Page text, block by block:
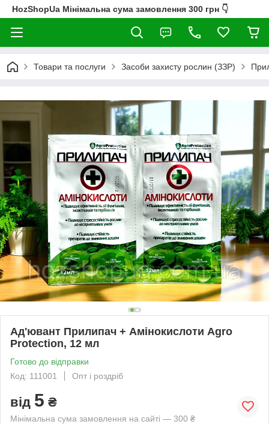
HozShopUa Мінімальна сума замовлення 300 грн 👇
Товари та послуги Засоби захисту рослин (ЗЗР)
Ад'ювант Прилипач + Амінокислоти Agro
Protection, 12 мл
Готово до відправки
Код: 111001
Опт і роздріб
від 5 ₴
Мінімальна сума замовлення на сайті — 300 ₴